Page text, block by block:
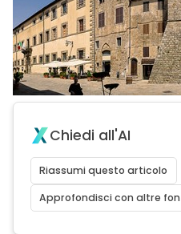
Chiedi all'AI
Riassumi questo articolo
Approfondisci con altre